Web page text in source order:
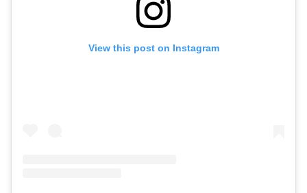
View this post on Instagram